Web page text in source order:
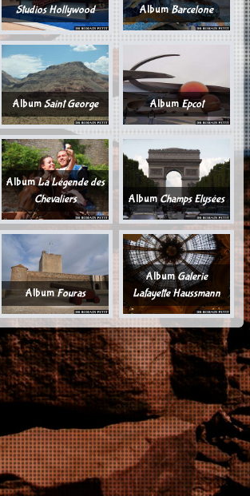
Studios Hollywood
AlbumBarcelone
AlbumSaint George Album Epcot
AlbumLa Légende des
Chevaliers
AlbumChamps Elysées
AlbumFouras
AlbumGalerie
Lafayette Haussmann